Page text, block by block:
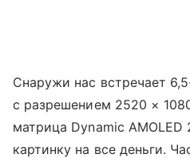
Снаружи нас встречает
с разрешением 2520 ×
матрица Dynamic AMOLED
картинку на все деньги.